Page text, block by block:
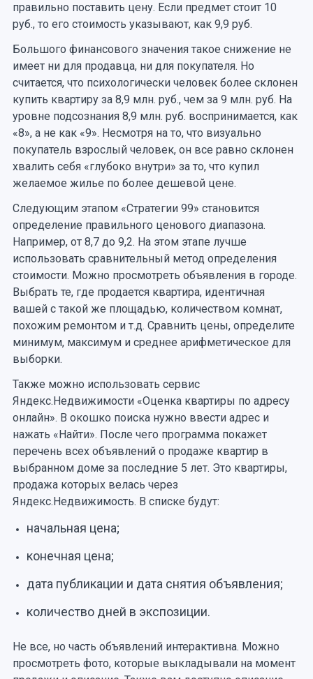
правильно поставить цену. Если предмет стоит 10
руб., то его стоимость указывают, как 9,9 руб.
Большого финансового значения такое снижение не
имеет ни для продавца, ни для покупателя. Но
считается, что психологически человек более склонен
купить квартиру за 8,9 млн. руб., чем за 9 млн. руб. На
уровне подсознания 8,9 млн. руб. воспринимается, как
«8», а не как «9». Несмотря на то, что визуально
покупатель взрослый человек, он все равно склонен
хвалить себя «глубоко внутри» за то, что купил
желаемое жилье по более дешевой цене.
Следующим этапом «Стратегии 99» становится
определение правильного ценового диапазона.
Например, от 8,7 до 9,2. На этом этапе лучше
использовать сравнительный метод определения
стоимости. Можно просмотреть объявления в городе.
Выбрать те, где продается квартира, идентичная
вашей с такой же площадью, количеством комнат,
похожим ремонтом и т.д. Сравнить цены, определите
минимум, максимум и среднее арифметическое для
выборки.
Также можно использовать сервис
Яндекс.Недвижимости «Оценка квартиры по адресу
онлайн». В окошко поиска нужно ввести адрес и
нажать «Найти». После чего программа покажет
перечень всех объявлений о продаже квартир в
выбранном доме за последние 5 лет. Это квартиры,
продажа которых велась через
Яндекс.Недвижимость. В списке будут:
начальная цена;
конечная цена;
дата публикации и дата снятия объявления;
количество дней в экспозиции.
Не все, но часть объявлений интерактивна. Можно
просмотреть фото, которые выкладывали на момент